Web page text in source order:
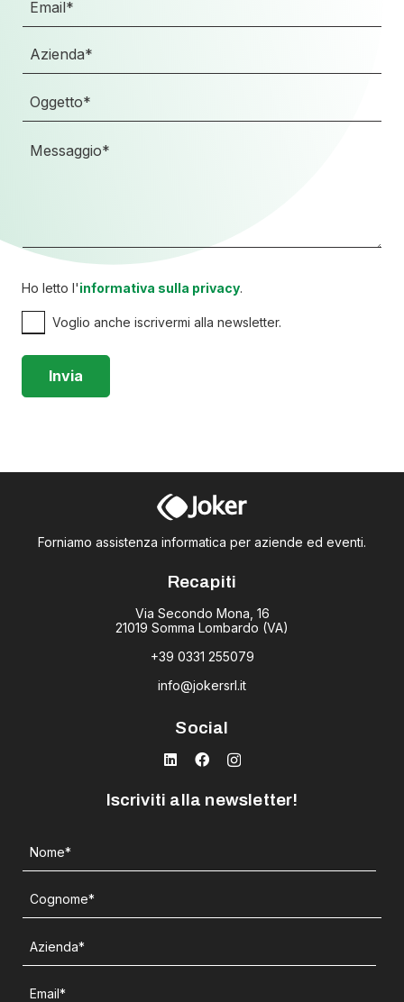
Ho letto l'informativa sulla privacy.
Voglio anche iscrivermi alla newsletter.
Forniamo assistenza informatica per aziende ed eventi.
Recapiti
Via Secondo Mona, 16
21019 Somma Lombardo (VA)
+39 0331 255079
info@jokersrl.it
Social
Iscriviti alla newsletter!